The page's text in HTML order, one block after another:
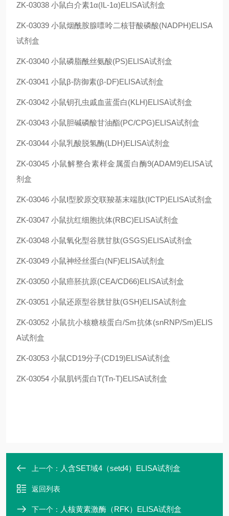
ZK-03038 小鼠白介素1α(IL-1α)ELISA试剂盒
ZK-03039 小鼠烟酰胺腺嘌呤二核苷酸磷酸(NADPH)ELISA
试剂盒
ZK-03040 小鼠磷脂酰丝氨酸(PS)ELISA试剂盒
ZK-03041 小鼠β-防御素(β-DF)ELISA试剂盒
ZK-03042 小鼠钥孔虫戚血蓝蛋白(KLH)ELISA试剂盒
ZK-03043 小鼠胆碱磷酸甘油酯(PC/CPG)ELISA试剂盒
ZK-03044 小鼠乳酸脱氢酶(LDH)ELISA试剂盒
ZK-03045 小鼠解整合素样金属蛋白酶9(ADAM9)ELISA试
剂盒
ZK-03046 小鼠Ⅰ型胶原交联羧基末端肽(ⅠCTP)ELISA试剂盒
ZK-03047 小鼠抗红细胞抗体(RBC)ELISA试剂盒
ZK-03048 小鼠氧化型谷胱甘肽(GSGS)ELISA试剂盒
ZK-03049 小鼠神经丝蛋白(NF)ELISA试剂盒
ZK-03050 小鼠癌胚抗原(CEA/CD66)ELISA试剂盒
ZK-03051 小鼠还原型谷胱甘肽(GSH)ELISA试剂盒
ZK-03052 小鼠抗小核糖核蛋白/Sm抗体(snRNP/Sm)ELIS
A试剂盒
ZK-03053 小鼠CD19分子(CD19)ELISA试剂盒
ZK-03054 小鼠肌钙蛋白T(Tn-T)ELISA试剂盒
上一个： 人含SET域4（setd4）ELISA试剂盒
返回列表
下一个： 人核黄素激酶（RFK）ELISA试剂盒